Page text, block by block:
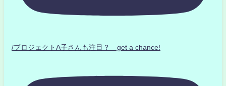
/プロジェクトA子さんも注目？ get a chance!